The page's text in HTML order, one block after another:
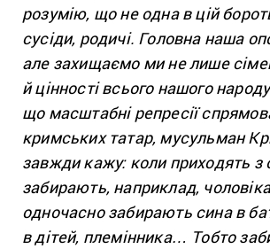
розумію, що не одна в цій
сусіди, родичі. Головна наша
але захищаємо ми не лише
й цінності всього нашого
що масштабні репресії
кримських татар, мусульман
завжди кажу: коли приходять з
забирають, наприклад,
одночасно забирають сина в
в дітей, племінника… Тобто